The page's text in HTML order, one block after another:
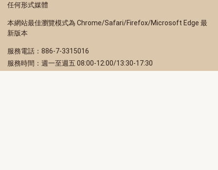
任何形式媒體
本網站最佳瀏覽模式為 Chrome/Safari/Firefox/Microsoft Edge 最
新版本
服務電話：886-7-3315016
服務時間：週一至週五 08:00-12:00/13:30-17:30